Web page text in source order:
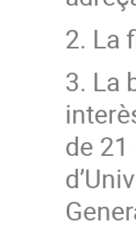
2. La
3. La
de